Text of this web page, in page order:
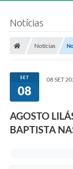
Notícias
Notícias
SET
08
08 SET
AGOSTO
BAPTISTA